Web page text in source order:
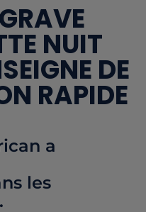
NUIT
DE
RAPIDE
a
les